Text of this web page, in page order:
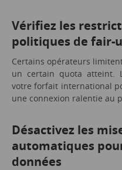
Vérifiez les
politiques de fair-
Certains opérateurs
un certain quota atteint.
votre forfait international
une connexion ralentie au
Désactivez les
automatiques
données